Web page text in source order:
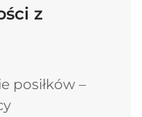
z
posiłków –